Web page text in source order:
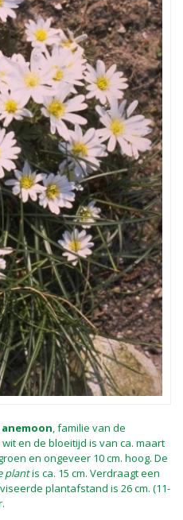
, familie van de
en de bloeitijd is van ca. maart
en ongeveer 10 cm. hoog. De
plantis ca. 15 cm. Verdraagt een
plantafstand is 26 cm. (11-